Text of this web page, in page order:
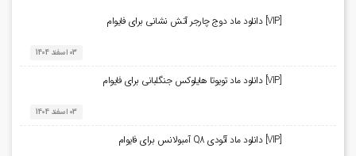
[VIP] دانلود ماد دوج چارجر آتش نشانی برای فایوام
03 اسفند 1404
[VIP] دانلود ماد تویوتا هایلوکس جنگلبانی برای فایوام
03 اسفند 1404
[VIP] دانلود ماد آئودی Q8 آمبولانس برای فایوام